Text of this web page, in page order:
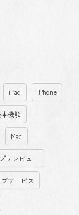
iPad iPhone
機能
Mac
リレビュー
ブサービス